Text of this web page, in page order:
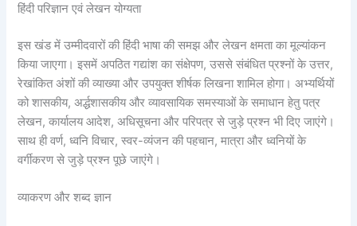
हिंदी परिज्ञान एवं लेखन योग्यता
इस खंड में उम्मीदवारों की हिंदी भाषा की समझ और लेखन क्षमता का मूल्यांकन
किया जाएगा। इसमें अपठित गद्यांश का संक्षेपण, उससे संबंधित प्रश्नों के उत्तर,
रेखांकित अंशों की व्याख्या और उपयुक्त शीर्षक लिखना शामिल होगा। अभ्यर्थियों
को शासकीय, अर्द्धशासकीय और व्यावसायिक समस्याओं के समाधान हेतु पत्र
लेखन, कार्यालय आदेश, अधिसूचना और परिपत्र से जुड़े प्रश्न भी दिए जाएंगे।
साथ ही वर्ण, ध्वनि विचार, स्वर-व्यंजन की पहचान, मात्रा और ध्वनियों के
वर्गीकरण से जुड़े प्रश्न पूछे जाएंगे।
व्याकरण और शब्द ज्ञान